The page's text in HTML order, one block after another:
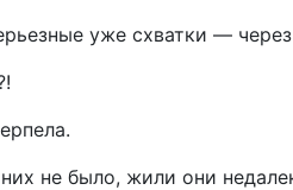
уже схватки —
не было, жили они